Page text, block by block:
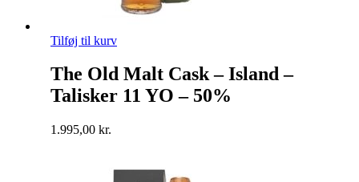
Tilføj til kurv
The Old Malt Cask – Island –
Talisker 11 YO – 50%
1.995,00 kr.